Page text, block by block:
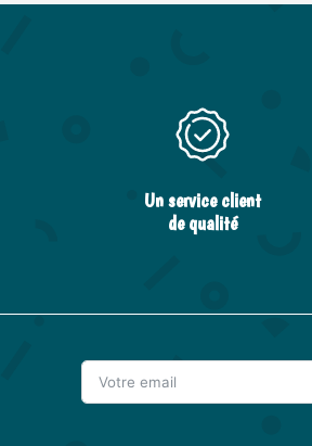
Un service client
de qualité